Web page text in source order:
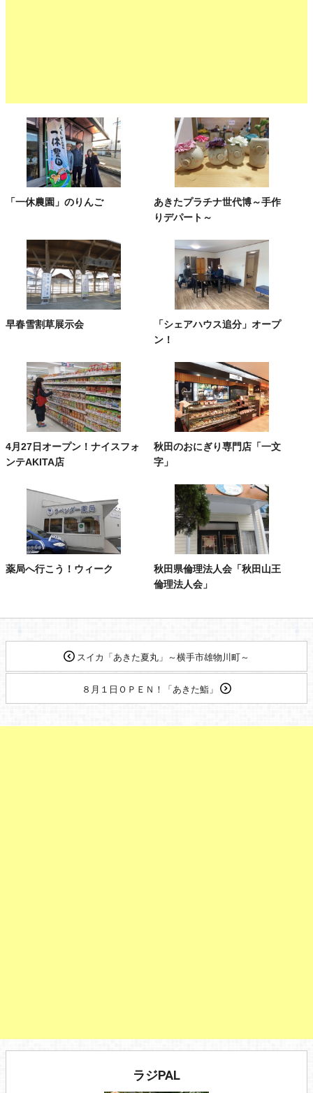
「一休農園」のりんご
あきたプラチナ世代博～手作
りデパート～
早春雪割草展示会
「シェアハウス追分」オープ
ン！
4月27日オープン！ナイスフォ
ンテAKITA店
秋田のおにぎり専門店「一文
字」
薬局へ行こう！ウィーク
秋田県倫理法人会「秋田山王
倫理法人会」
スイカ「あきた夏丸」～横手市雄物川町～
８月１日ＯＰＥＮ！「あきた鮨」
ラジPAL